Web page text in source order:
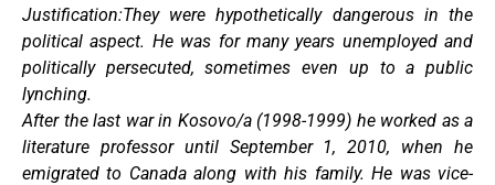
Justification:They were hypothetically dangerous in the
political aspect. He was for many years unemployed and
politically persecuted, sometimes even up to a public
lynching.
After the last war in Kosovo/a (1998-1999) he worked as a
literature professor until September 1, 2010, when he
emigrated to Canada along with his family. He was vice-